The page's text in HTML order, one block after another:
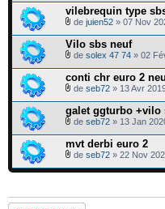
vilebrequin type
de juien52 » 07 Nov
Vilo sbs neuf
de solex 47 74 » 02
conti chr euro 2
de seb72 » 13 Avr
galet ggturbo +vilo
de seb72 » 13 Jan
mvt derbi euro 2
de seb72 » 22 Nov
Ecrire un nouveau